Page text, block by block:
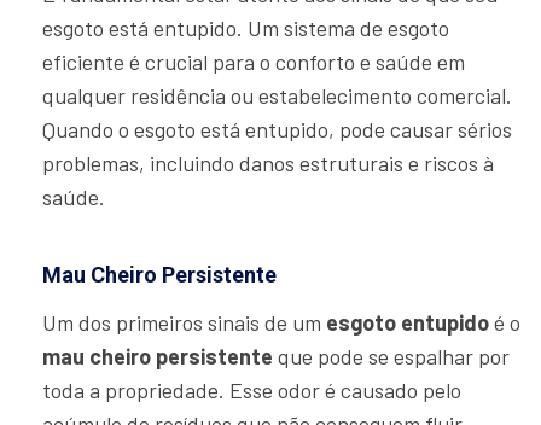
esgoto está entupido. Um sistema de esgoto
eficiente é crucial para o conforto e saúde em
qualquer residência ou estabelecimento comercial.
Quando o esgoto está entupido, pode causar sérios
problemas, incluindo danos estruturais e riscos à
saúde.
Mau Cheiro Persistente
Um dos primeiros sinais de um esgoto entupidoé o
mau cheiro persistente que pode se espalhar por
toda a propriedade. Esse odor é causado pelo